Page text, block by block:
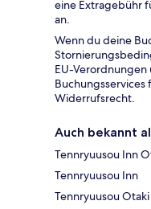
eine Extragebühr
an.
Wenn du deine
EU-
Widerrufsrecht.
Auch bekannt
Tennryuusou Inn
Tennryuusou Inn
Tennryuusou Otaki